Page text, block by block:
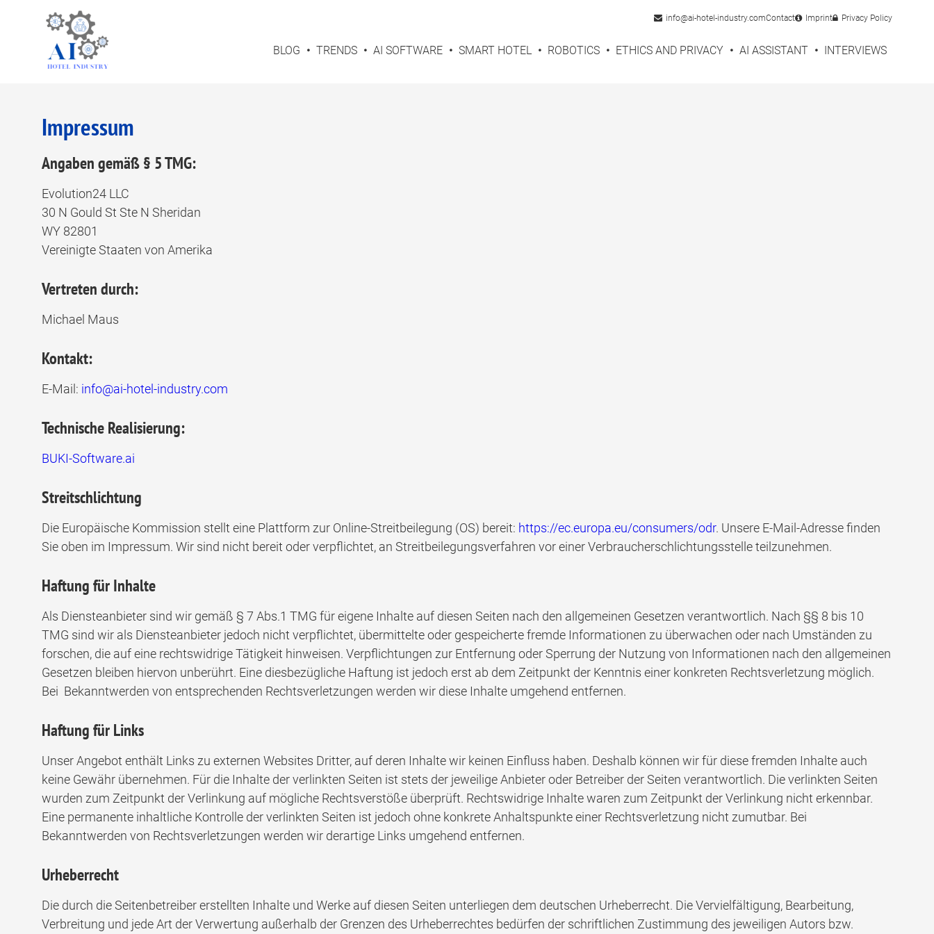
info@ai-hotel-industry.comContact Imprint Privacy Policy
BLOG TRENDS AI SOFTWARE SMART HOTEL ROBOTICS ETHICS AND PRIVACY AI ASSISTANT INTERVIEWS
Impressum
Angaben gemäß § 5 TMG:
Evolution24 LLC
30 N Gould St Ste N Sheridan
WY 82801
Vereinigte Staaten von Amerika
Vertreten durch:
Michael Maus
Kontakt:
E-Mail: info@ai-hotel-industry.com
Technische Realisierung:
BUKI-Software.ai
Streitschlichtung
Die Europäische Kommission stellt eine Plattform zur Online-Streitbeilegung (OS) bereit: https://ec.europa.eu/consumers/odr. Unsere E-Mail-Adresse finden
Sie oben im Impressum. Wir sind nicht bereit oder verpflichtet, an Streitbeilegungsverfahren vor einer Verbraucherschlichtungsstelle teilzunehmen.
Haftung für Inhalte
Als Diensteanbieter sind wir gemäß § 7 Abs.1 TMG für eigene Inhalte auf diesen Seiten nach den allgemeinen Gesetzen verantwortlich. Nach §§ 8 bis 10
TMG sind wir als Diensteanbieter jedoch nicht verpflichtet, übermittelte oder gespeicherte fremde Informationen zu überwachen oder nach Umständen zu
forschen, die auf eine rechtswidrige Tätigkeit hinweisen. Verpflichtungen zur Entfernung oder Sperrung der Nutzung von Informationen nach den allgemeinen
Gesetzen bleiben hiervon unberührt. Eine diesbezügliche Haftung ist jedoch erst ab dem Zeitpunkt der Kenntnis einer konkreten Rechtsverletzung möglich.
Bei Bekanntwerden von entsprechenden Rechtsverletzungen werden wir diese Inhalte umgehend entfernen.
Haftung für Links
Unser Angebot enthält Links zu externen Websites Dritter, auf deren Inhalte wir keinen Einfluss haben. Deshalb können wir für diese fremden Inhalte auch
keine Gewähr übernehmen. Für die Inhalte der verlinkten Seiten ist stets der jeweilige Anbieter oder Betreiber der Seiten verantwortlich. Die verlinkten Seiten
wurden zum Zeitpunkt der Verlinkung auf mögliche Rechtsverstöße überprüft. Rechtswidrige Inhalte waren zum Zeitpunkt der Verlinkung nicht erkennbar.
Eine permanente inhaltliche Kontrolle der verlinkten Seiten ist jedoch ohne konkrete Anhaltspunkte einer Rechtsverletzung nicht zumutbar. Bei
Bekanntwerden von Rechtsverletzungen werden wir derartige Links umgehend entfernen.
Urheberrecht
Die durch die Seitenbetreiber erstellten Inhalte und Werke auf diesen Seiten unterliegen dem deutschen Urheberrecht. Die Vervielfältigung, Bearbeitung,
Verbreitung und jede Art der Verwertung außerhalb der Grenzen des Urheberrechtes bedürfen der schriftlichen Zustimmung des jeweiligen Autors bzw.